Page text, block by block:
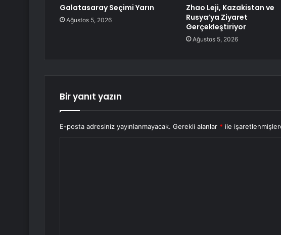
Galatasaray Seçimi Yarın
Ağustos 5, 2026
Zhao Leji, Kazakistan ve
Rusya’ya Ziyaret
Gerçekleştiriyor
Ağustos 5, 2026
Bir yanıt yazın
E-posta adresiniz yayınlanmayacak. Gerekli alanlar * ile